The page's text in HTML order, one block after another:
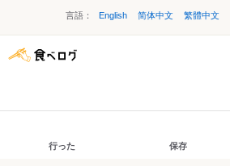
言語： English 简体中文 繁體中文
行った 保存